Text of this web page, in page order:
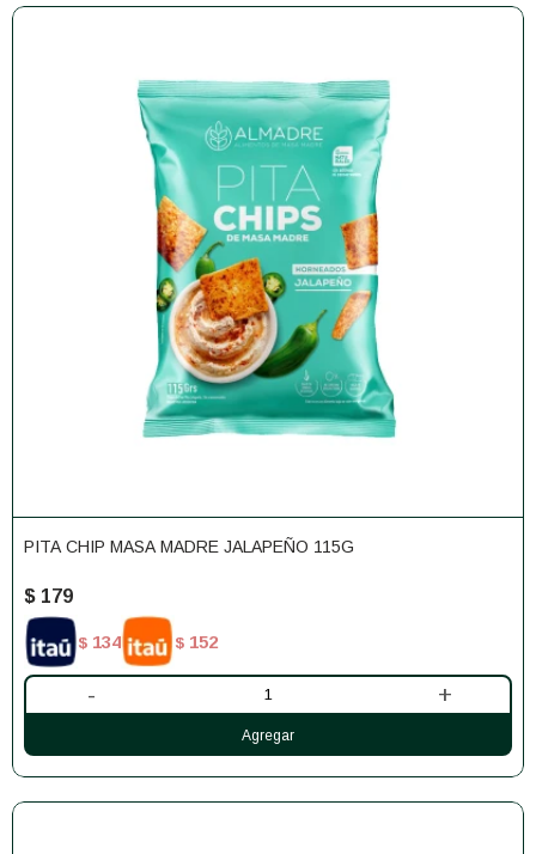
PITA CHIP MASA MADRE JALAPEÑO 115G
$ 179
$ 134 $ 152
- +